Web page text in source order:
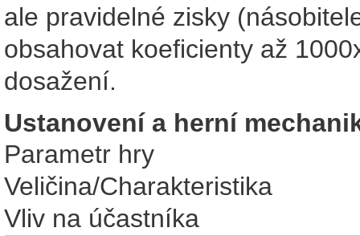
ale pravidelné zisky
obsahovat koeficienty až
dosažení.
Ustanovení a herní
Parametr hry
Veličina/Charakteristika
Vliv na účastníka